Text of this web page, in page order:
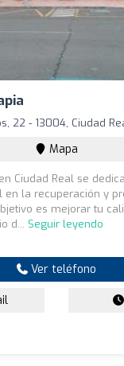
22 - 13004, Ciudad
Mapa
Ciudad Real se
en la recuperación y
es mejorar tu
d... Seguir leyendo
Ver teléfono